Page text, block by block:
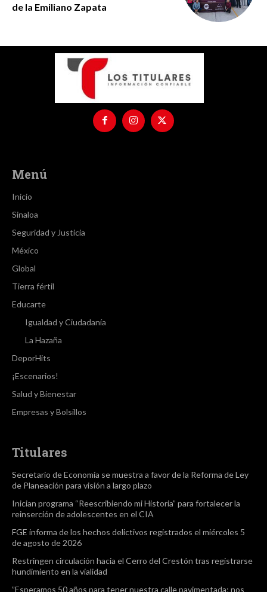
de la Emiliano Zapata
Menú
Inicio
Sinaloa
Seguridad y Justicia
México
Global
Tierra fértil
Educarte
Igualdad y Ciudadanía
La Hazaña
DeporHits
¡Escenarios!
Salud y Bienestar
Empresas y Bolsillos
Titulares
Secretario de Economía se muestra a favor de la Reforma de Ley
de Planeación para visión a largo plazo
Inician programa “Reescribiendo mi Historia” para fortalecer la
reinserción de adolescentes en el CIA
FGE informa de los hechos delictivos registrados el miércoles 5
de agosto de 2026
Restringen circulación hacia el Cerro del Crestón tras registrarse
hundimiento en la vialidad
”Esperamos 50 años para tener nuestra calle pavimentada; nos